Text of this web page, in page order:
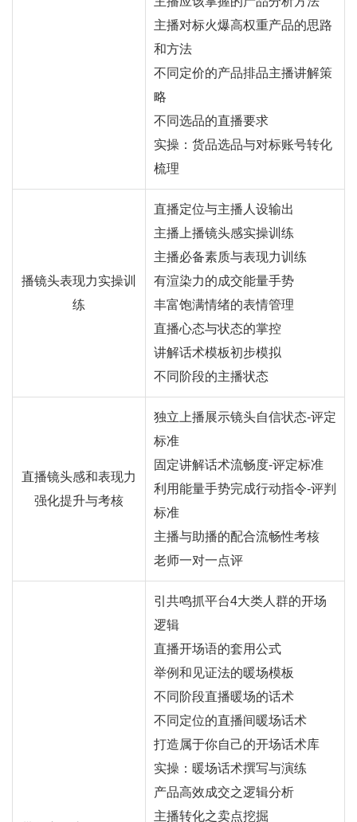
主播对标火爆高权重产品的思路
和方法
不同定价的产品排品主播讲解策
略
不同选品的直播要求
实操：货品选品与对标账号转化
梳理
播镜头表现力实操训
练
直播定位与主播人设输出
主播上播镜头感实操训练
主播必备素质与表现力训练
有渲染力的成交能量手势
丰富饱满情绪的表情管理
直播心态与状态的掌控
讲解话术模板初步模拟
不同阶段的主播状态
直播镜头感和表现力
强化提升与考核
独立上播展示镜头自信状态-评定
标准
固定讲解话术流畅度-评定标准
利用能量手势完成行动指令-评判
标准
主播与助播的配合流畅性考核
老师一对一点评
引共鸣抓平台4大类人群的开场
逻辑
直播开场语的套用公式
举例和见证法的暖场模板
不同阶段直播暖场的话术
不同定位的直播间暖场话术
打造属于你自己的开场话术库
实操：暖场话术撰写与演练
产品高效成交之逻辑分析
主播转化之卖点挖掘